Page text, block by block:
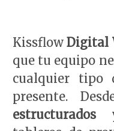
KissflowDigital
que tu equipo
cualquier tipo
presente.
estructurados